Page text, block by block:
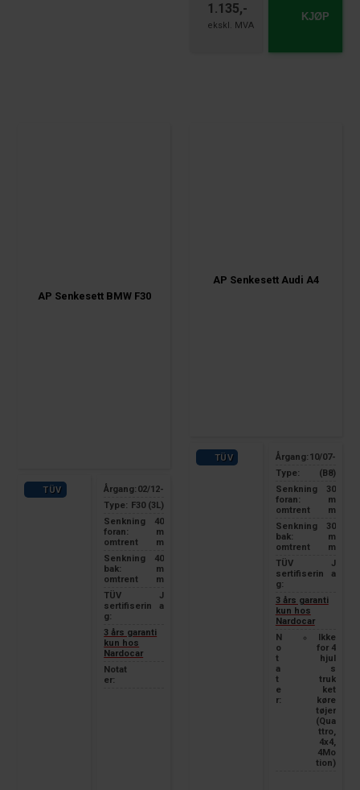
1.135,- KJØP
AP Senkesett BMW F30
TÜV Årgang: 02/12-
Type: F30 (3L)
Senkning
foran:
omtrent
40
m
m
Senkning
bak:
omtrent
40
m
m
TÜV
sertifiserin
g:
J
a
3 års garanti
kun hos
Nardocar
Notat
er:
AP Senkesett Audi A4
TÜV Årgang: 10/07-
Type:
(B8)
Senkning
foran:
omtrent
30
m
m
Senkning
bak:
omtrent
30
m
m
TÜV
sertifiserin
g:
J
a
3 års garanti
kun hos
Nardocar
N
o
t
a
t
e
r:
Ikke
for 4
hjul
s
truk
ket
køre
tøjer
(Qua
ttro,
4x4,
4Mo
tion)